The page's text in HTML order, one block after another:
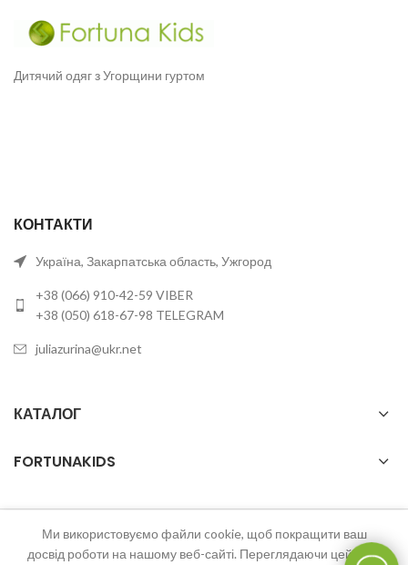
Дитячий одяг з Угорщини гуртом
КОНТАКТИ
Україна, Закарпатська область, Ужгород
+38 (066) 910-42-59 VIBER
+38 (050) 618-67-98 TELEGRAM
juliazurina@ukr.net
КАТАЛОГ
FORTUNAKIDS
2023 FortunaKids Всі права захищені.
Ми використовуємо файли cookie, щоб покращити ваш
досвід роботи на нашому веб-сайті. Переглядаючи цей веб-